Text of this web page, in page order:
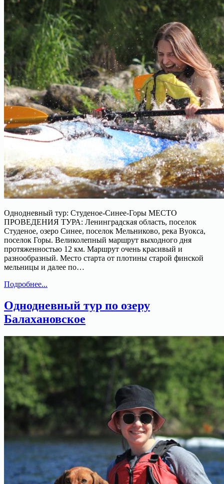
Однодневный тур: Студеное-Синее-Горы МЕСТО
ПРОВЕДЕНИЯ ТУРА: Ленинградская область, поселок
Студеное, озеро Синее, поселок Мельниково, река Вуокса,
поселок Горы. Великолепный маршрут выходного дня
протяженностью 12 км. Маршрут очень красивый и
разнообразный. Место старта от плотины старой финской
мельницы и далее по…
Подробнее...
Студеное-
Синее-
Горы
Однодневный тур по озеру
Балахановское